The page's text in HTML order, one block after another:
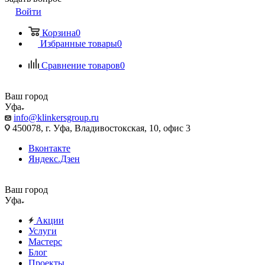
Войти
Корзина0
Избранные товары0
Сравнение товаров0
Ваш город
Уфа
info@klinkersgroup.ru
450078, г. Уфа, Владивостокская, 10, офис 3
Вконтакте
Яндекс.Дзен
Ваш город
Уфа
Акции
Услуги
Мастерс
Блог
Проекты